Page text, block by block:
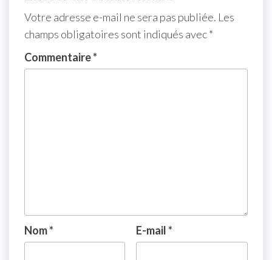
Votre adresse e-mail ne sera pas publiée. Les
champs obligatoires sont indiqués avec*
Commentaire*
Nom* E-mail*